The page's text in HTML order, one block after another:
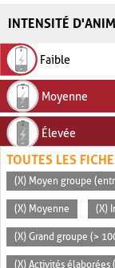
INTENSITÉ
Faible
Moyenne
Élevée
TOUTES LES
(X) Moyen groupe
(X) Moyenne (X)
(X) Grand groupe (>
(X) Activités élaborées